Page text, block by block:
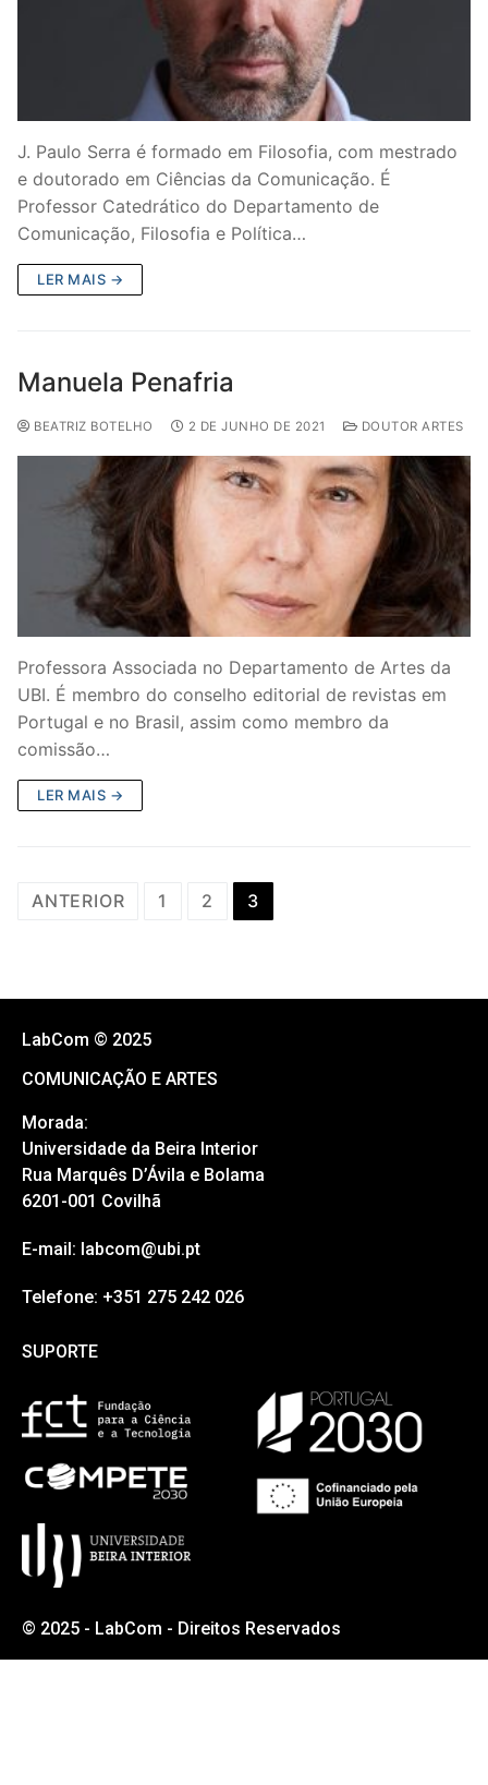
J. Paulo Serra é formado em Filosofia, com mestrado
e doutorado em Ciências da Comunicação. É
Professor Catedrático do Departamento de
Comunicação, Filosofia e Política…
LER MAIS →
Manuela Penafria
BEATRIZ BOTELHO 2 DE JUNHO DE 2021 DOUTOR ARTES
Professora Associada no Departamento de Artes da
UBI. É membro do conselho editorial de revistas em
Portugal e no Brasil, assim como membro da
comissão…
LER MAIS →
ANTERIOR 1 2 3
LabCom © 2025
COMUNICAÇÃO E ARTES
Morada:
Universidade da Beira Interior
Rua Marquês D’Ávila e Bolama
6201-001 Covilhã
E-mail: labcom@ubi.pt
Telefone: +351 275 242 026
SUPORTE
© 2025 - LabCom - Direitos Reservados